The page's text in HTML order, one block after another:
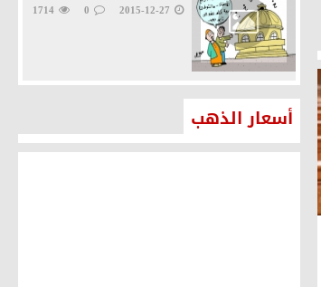
2015-12-27
0
1714
أسعار الذهب